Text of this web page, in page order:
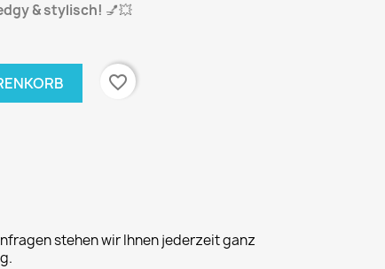
& stylisch! 💅💥
favorite_border
stehen wir Ihnen jederzeit ganz